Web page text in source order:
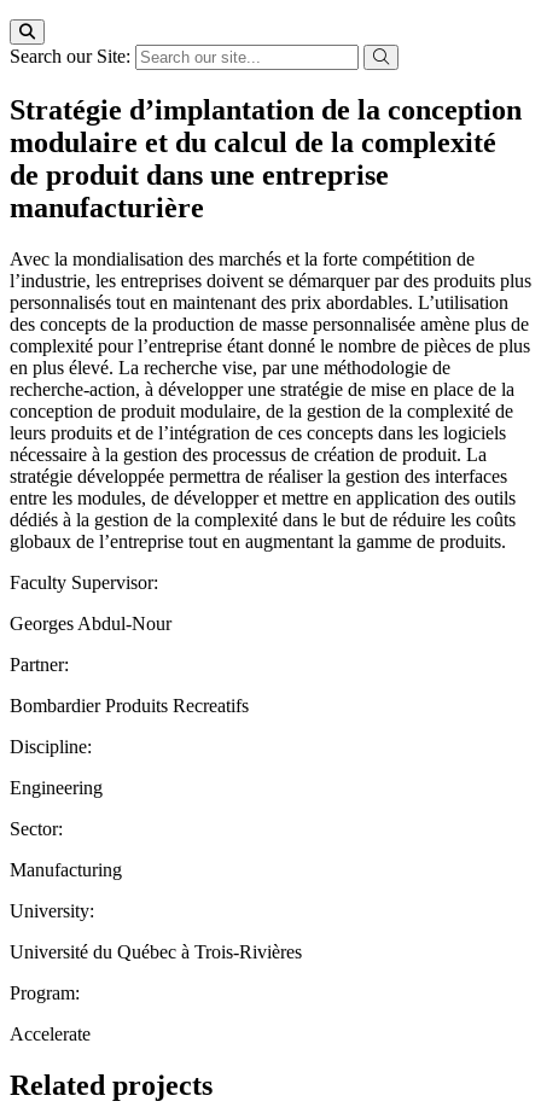
Search our Site:
Stratégie d’implantation de la conception
modulaire et du calcul de la complexité
de produit dans une entreprise
manufacturière
Avec la mondialisation des marchés et la forte compétition de
l’industrie, les entreprises doivent se démarquer par des produits plus
personnalisés tout en maintenant des prix abordables. L’utilisation
des concepts de la production de masse personnalisée amène plus de
complexité pour l’entreprise étant donné le nombre de pièces de plus
en plus élevé. La recherche vise, par une méthodologie de
recherche-action, à développer une stratégie de mise en place de la
conception de produit modulaire, de la gestion de la complexité de
leurs produits et de l’intégration de ces concepts dans les logiciels
nécessaire à la gestion des processus de création de produit. La
stratégie développée permettra de réaliser la gestion des interfaces
entre les modules, de développer et mettre en application des outils
dédiés à la gestion de la complexité dans le but de réduire les coûts
globaux de l’entreprise tout en augmentant la gamme de produits.
Faculty Supervisor:
Georges Abdul-Nour
Partner:
Bombardier Produits Recreatifs
Discipline:
Engineering
Sector:
Manufacturing
University:
Université du Québec à Trois-Rivières
Program:
Accelerate
Related projects